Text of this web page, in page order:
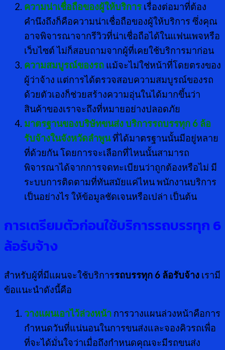
ความน่าเชื่อถือของผู้ให้บริการ เรื่องต่อมาที่ต้อง
คำนึงถึงก็คือความน่าเชื่อถือของผู้ให้บริการ ซึ่งคุณ
อาจพิจารณาจากรีวิวที่น่าเชื่อถือได้ในแฟนเพจหรือ
เว็บไซต์ ไม่ก็สอบถามจากผู้ที่เคยใช้บริการมาก่อน
ความสมบูรณ์ของรถ แม้จะไม่ใช่หน้าที่โดยตรงของ
ผู้ว่าจ้าง แต่การได้ตรวจสอบความสมบูรณ์ของรถ
ด้วยตัวเองก็ช่วยสร้างความอุ่นในได้มากขึ้นว่า
สินค้าของเราจะถึงที่หมายอย่างปลอดภัย
มาตรฐานของบริษัทขนส่ง บริการรถบรรทุก 6 ล้อ
รับจ้างในจังหวัดลำพูนที่ได้มาตรฐานนั้นมีอยู่หลาย
ที่ด้วยกัน โดยการจะเลือกที่ไหนนั้นสามารถ
พิจารณาได้จากการจดทะเบียนว่าถูกต้องหรือไม่ มี
ระบบการติดตามที่ทันสมัยแค่ไหน พนักงานบริการ
เป็นอย่างไร ให้ข้อมูลชัดเจนหรือเปล่า เป็นต้น
การเตรียมตัวก่อนใช้บริการรถบรรทุก6
ล้อรับจ้าง
สำหรับผู้ที่มีแผนจะใช้บริการรถบรรทุก 6 ล้อรับจ้าง เรามี
ข้อแนะนำดังนี้คือ
วางแผนเอาไว้ล่วงหน้า การวางแผนล่วงหน้าคือการ
กำหนดวันที่แน่นอนในการขนส่งและจองคิวรถเพื่อ
ที่จะได้มั่นใจว่าเมื่อถึงกำหนดคุณจะมีรถขนส่ง